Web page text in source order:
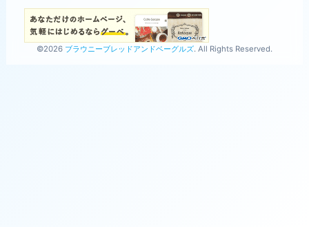
©2026 ブラウニーブレッドアンドベーグルズ. All Rights Reserved.